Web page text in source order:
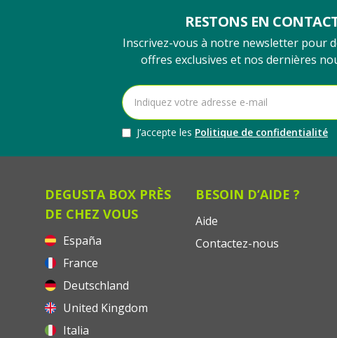
RESTONS EN
Inscrivez-vous à notre newsletter pour
offres exclusives et nos dernières
J’accepte les Politique de confidentialité
DEGUSTA BOX PRÈS
DE CHEZ VOUS
España
France
Deutschland
United Kingdom
Italia
BESOIN D’AIDE ?
Aide
Contactez-nous